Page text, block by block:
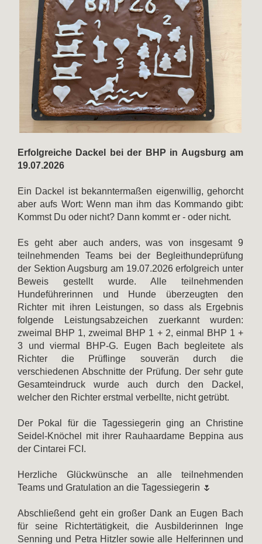
Erfolgreiche Dackel bei der BHP in Augsburg am
19.07.2026
Ein Dackel ist bekanntermaßen eigenwillig, gehorcht
aber aufs Wort: Wenn man ihm das Kommando gibt:
Kommst Du oder nicht? Dann kommt er - oder nicht.
Es geht aber auch anders, was von insgesamt 9
teilnehmenden Teams bei der Begleithundeprüfung
der Sektion Augsburg am 19.07.2026 erfolgreich unter
Beweis gestellt wurde. Alle teilnehmenden
Hundeführerinnen und Hunde überzeugten den
Richter mit ihren Leistungen, so dass als Ergebnis
folgende Leistungsabzeichen zuerkannt wurden:
zweimal BHP 1, zweimal BHP 1 + 2, einmal BHP 1 +
3 und viermal BHP-G. Eugen Bach begleitete als
Richter die Prüflinge souverän durch die
verschiedenen Abschnitte der Prüfung. Der sehr gute
Gesamteindruck wurde auch durch den Dackel,
welcher den Richter erstmal verbellte, nicht getrübt.
Der Pokal für die Tagessiegerin ging an Christine
Seidel-Knöchel mit ihrer Rauhaardame Beppina aus
der Cintarei FCI.
Herzliche Glückwünsche an alle teilnehmenden
Teams und Gratulation an die Tagessiegerin 🌷
Abschließend geht ein großer Dank an Eugen Bach
für seine Richtertätigkeit, die Ausbilderinnen Inge
Senning und Petra Hitzler sowie alle Helferinnen und